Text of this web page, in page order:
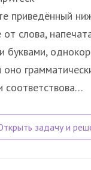
приведённый
слова,
буквами,
оно
соответствова…